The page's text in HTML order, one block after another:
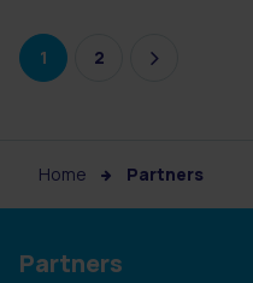
1 2
Home Partners
Partners